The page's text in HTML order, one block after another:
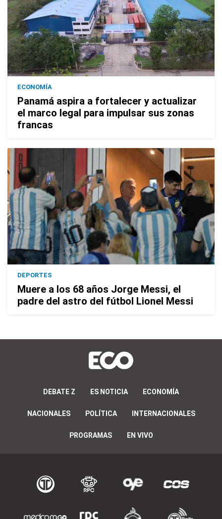
ECONOMÍA
Panamá aspira a fortalecer y actualizar
el marco legal para impulsar sus zonas
francas
DEPORTES
Muere a los 68 años Jorge Messi, el
padre del astro del fútbol Lionel Messi
DEBATE Z ES NOTICIA ECONOMÍA
NACIONALES POLÍTICA INTERNACIONALES
PROGRAMAS EN VIVO